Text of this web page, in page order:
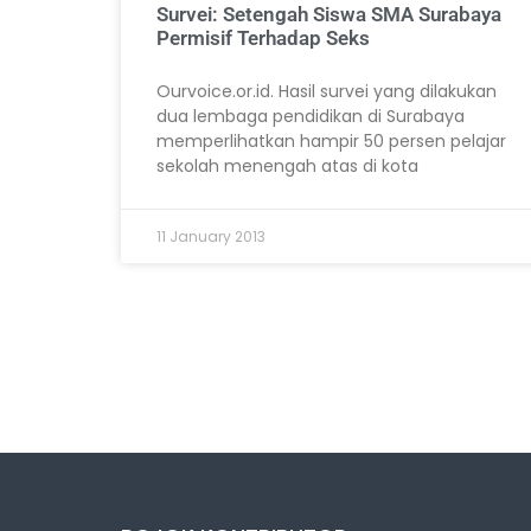
Survei: Setengah Siswa SMA Surabaya
Permisif Terhadap Seks
Ourvoice.or.id. Hasil survei yang dilakukan
dua lembaga pendidikan di Surabaya
memperlihatkan hampir 50 persen pelajar
sekolah menengah atas di kota
11 January 2013